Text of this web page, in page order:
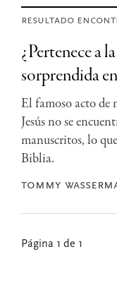
resultado
¿Pertenece a
sorprendida
El famoso acto de
Jesús no se
manuscritos, lo
Biblia.
tommy
Página 1 de 1